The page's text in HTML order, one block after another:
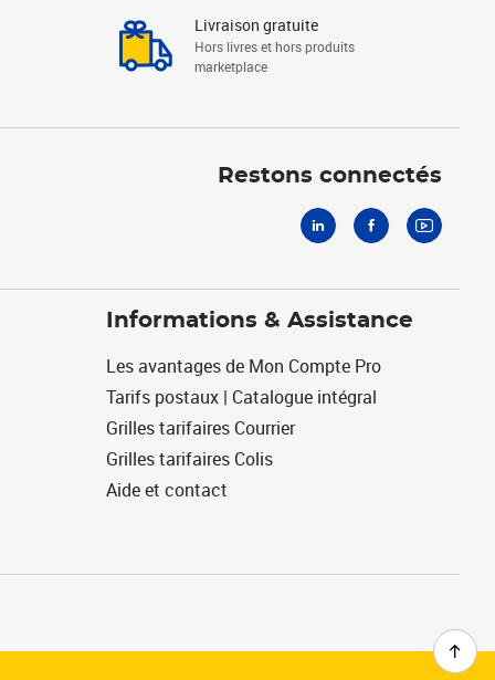
Livraison gratuite
Hors livres et hors produits
marketplace
Restons connectés
Informations & Assistance
Les avantages de Mon Compte Pro
Tarifs postaux | Catalogue intégral
Grilles tarifaires Courrier
Grilles tarifaires Colis
Aide et contact